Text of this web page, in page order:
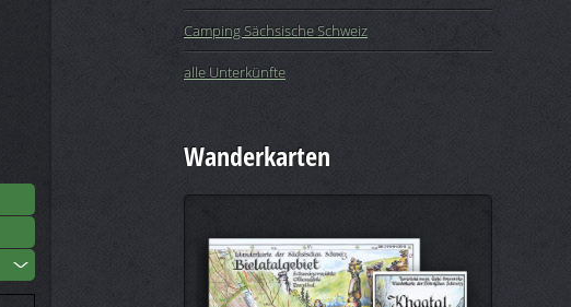
Camping Sächsische Schweiz
alle Unterkünfte
Wanderkarten